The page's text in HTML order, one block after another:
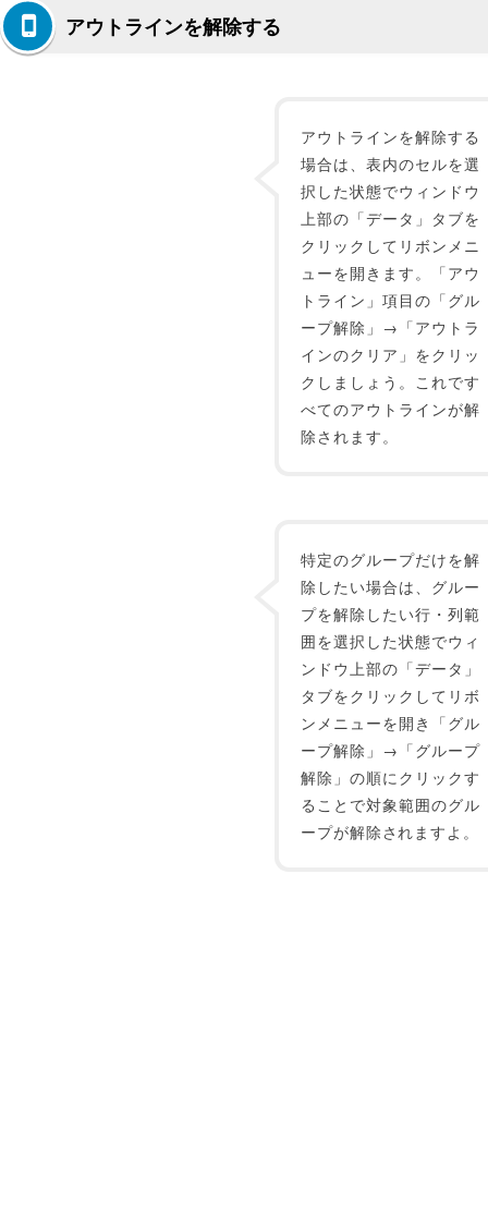
アウトラインを解除する
アウトラインを解除する
場合は、表内のセルを選
択した状態でウィンドウ
上部の「データ」タブを
クリックしてリボンメニ
ューを開きます。「アウ
トライン」項目の「グル
ープ解除」→「アウトラ
インのクリア」をクリッ
クしましょう。これです
べてのアウトラインが解
除されます。
特定のグループだけを解
除したい場合は、グルー
プを解除したい行・列範
囲を選択した状態でウィ
ンドウ上部の「データ」
タブをクリックしてリボ
ンメニューを開き「グル
ープ解除」→「グループ
解除」の順にクリックす
ることで対象範囲のグル
ープが解除されますよ。